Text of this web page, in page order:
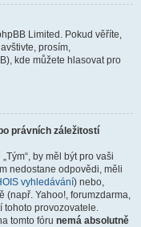
Limited. Pokud věříte,
prosím,
kde můžete hlasovat pro
právních záležitostí
by měl být pro vaši
nedostane odpovědi, měli
vyhledávání) nebo,
(např. Yahoo!, forumzdarma,
tohoto provozovatele.
tomto fóru nemá absolutně